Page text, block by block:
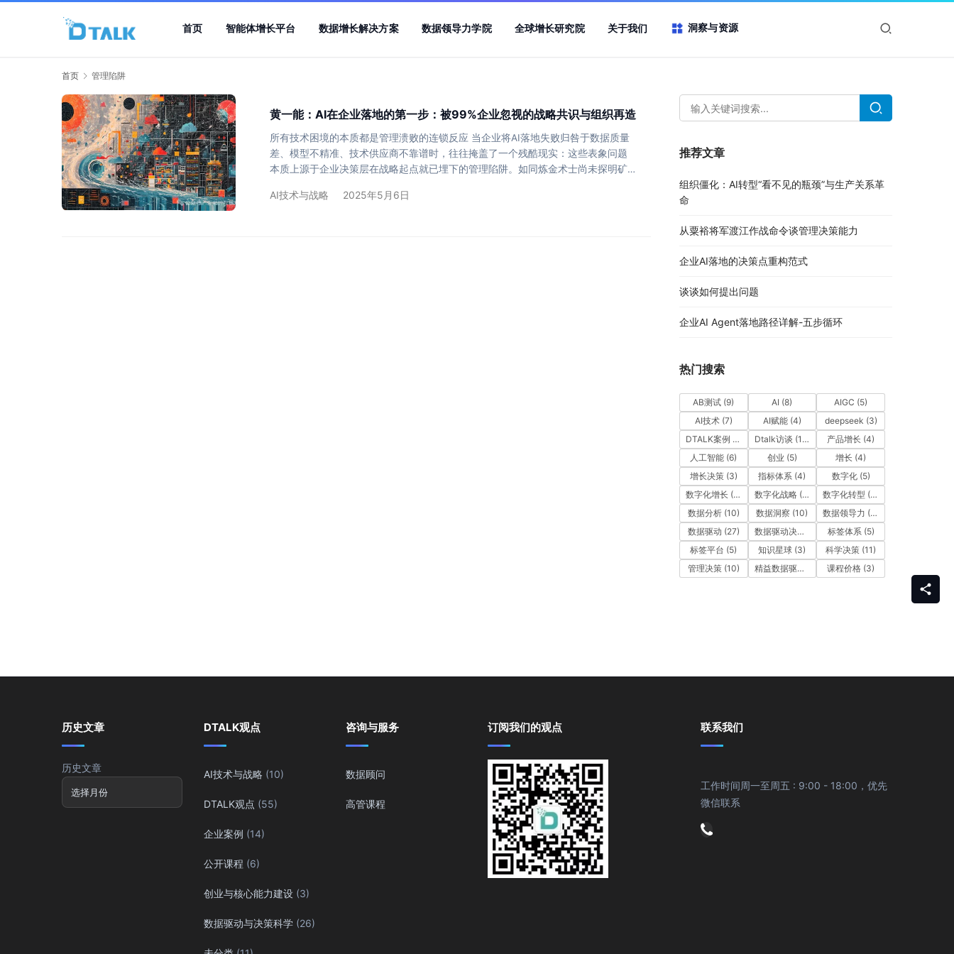
首页 智能体增长平台 数据增长解决方案 数据领导力学院 全球增长研究院 关于我们 洞察与资源
首页 管理陷阱
黄一能：AI在企业落地的第一步：被99%企业忽视的战略共识与组织再造
所有技术困境的本质都是管理溃败的连锁反应 当企业将AI落地失败归咎于数据质量
差、模型不精准、技术供应商不靠谱时，往往掩盖了一个残酷现实：这些表象问题
本质上源于企业决策层在战略起点就已埋下的管理陷阱。如同炼金术士尚未探明矿
坍塌。 一、战略幻觉：业务需求拆解沦为管理层“皇帝的新装” 不少业务部门主导AI
AI技术与战略 2025年5月6日
推荐文章
组织僵化：AI转型“看不见的瓶颈”与生产关系革
命
从粟裕将军渡江作战命令谈管理决策能力
企业AI落地的决策点重构范式
谈谈如何提出问题
企业AI Agent落地路径详解-五步循环
热门搜索
AB测试 (9) AI (8) AIGC (5)
AI技术(7) AI赋能(4) deepseek (3)
DTALK案例
Dtalk访谈 (13) 产品增长 (4)
人工智能 (6) 创业 (5) 增长 (4)
增长决策(3) 指标体系 (4) 数字化(5)
数字化增长 (3) 数字化战略(3) 数字化转型 (12)
数据分析(10) 数据洞察 (10) 数据领导力 (27)
数据驱动 (27) 数据驱动决策 标签体系(5)
标签平台 (5) 知识星球 (3) 科学决策 (11)
管理决策(10) 精益数据驱动 课程价格 (3)
历史文章
历史文章
DTALK观点
AI技术与战略 (10)
DTALK观点 (55)
企业案例 (14)
公开课程 (6)
创业与核心能力建设 (3)
数据驱动与决策科学 (26)
咨询与服务
数据顾问
高管课程
订阅我们的观点 联系我们
工作时间周一至周五 : 9:00 - 18:00，优先
微信联系